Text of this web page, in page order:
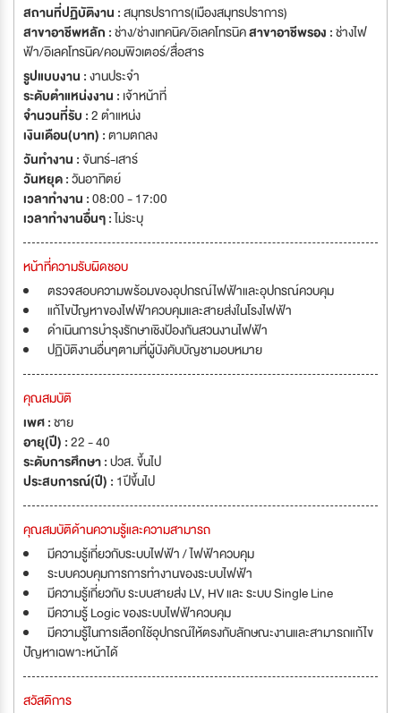
สถานที่ปฏิบัติงาน :สมุทรปราการ(เมืองสมุทรปราการ)
สาขาอาชีพหลัก :ช่าง/ช่างเทคนิค/อิเลคโทรนิคสาขาอาชีพรอง :ช่างไฟ
ฟ้า/อิเลคโทรนิค/คอมพิวเตอร์/สื่อสาร
รูปแบบงาน :งานประจำ
ระดับตำแหน่งงาน : เจ้าหน้าที่
จำนวนที่รับ :2 ตำแหน่ง
เงินเดือน(บาท) :ตามตกลง
วันทำงาน :จันทร์-เสาร์
วันหยุด :วันอาทิตย์
เวลาทำงาน :08:00 - 17:00
เวลาทำงานอื่นๆ :ไม่ระบุ
หน้าที่ความรับผิดชอบ
ตรวจสอบความพร้อมของอุปกรณ์ไฟฟ้าและอุปกรณ์ควบคุม
แก้ไขปัญหาของไฟฟ้าควบคุมและสายส่งในโรงไฟฟ้า
ดำเนินการบำรุงรักษาเชิงป้องกันสวนงานไฟฟ้า
ปฏิบัติงานอื่นๆตามที่ผู้บังคับบัญชามอบหมาย
คุณสมบัติ
เพศ :ชาย
อายุ(ปี) :22 - 40
ระดับการศึกษา :ปวส. ขึ้นไป
ประสบการณ์(ปี) : 1ปีขึ้นไป
คุณสมบัติด้านความรู้และความสามารถ
มีความรู้เกี่ยวกับระบบไฟฟ้า / ไฟฟ้าควบคุม
ระบบควบคุมการการทำงานของระบบไฟฟ้า
มีความรู้เกี่ยวกับ ระบบสายส่ง LV, HV และ ระบบ Single Line
มีความรู้ Logic ของระบบไฟฟ้าควบคุม
มีความรู้ในการเลือกใช้อุปกรณ์ให้ตรงกับลักษณะงานและสามารถแก้ไข
ปัญหาเฉพาะหน้าได้
สวัสดิการ